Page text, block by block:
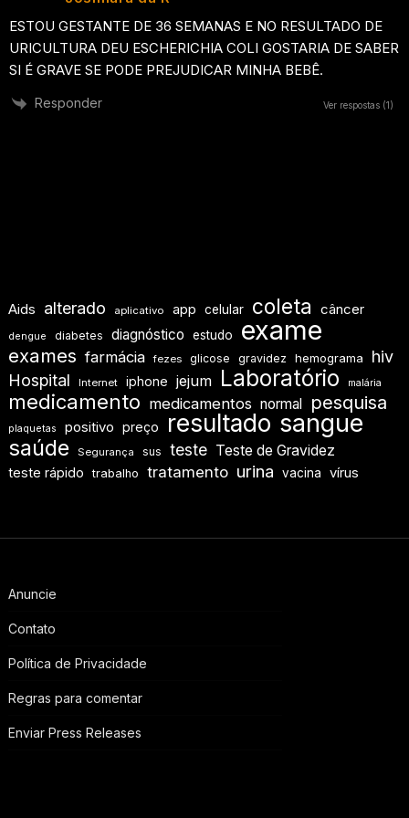
ESTOU GESTANTE DE 36 SEMANAS E NO RESULTADO DE
URICULTURA DEU ESCHERICHIA COLI GOSTARIA DE SABER
SI É GRAVE SE PODE PREJUDICAR MINHA BEBÊ.
Responder Ver respostas (1)
Aids alterado aplicativo app celular coleta câncer
dengue diabetes diagnóstico estudo exame
exames farmácia fezes glicose gravidez hemograma
hiv
Hospital
Internet iphone jejum Laboratório malária
medicamento medicamentos normal pesquisa
plaquetas positivo preço resultado sangue
saúde Segurança sus teste Teste de Gravidez
teste rápido trabalho tratamento urina vacina vírus
Anuncie
Contato
Política de Privacidade
Regras para comentar
Enviar Press Releases